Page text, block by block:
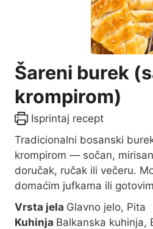
Šareni burek
krompirom)
Isprintaj recept
Tradicionalni bosanski
krompirom — sočan,
doručak, ručak ili večeru.
domaćim jufkama ili
Vrsta jela Glavno jelo, Pita
Kuhinja Balkanska kuhinja,